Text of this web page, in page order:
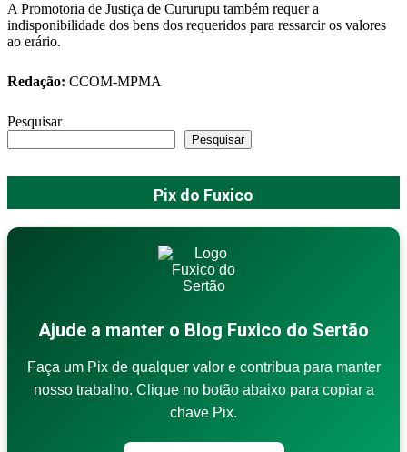
A Promotoria de Justiça de Cururupu também requer a
indisponibilidade dos bens dos requeridos para ressarcir os valores
ao erário.
Redação: CCOM-MPMA
Pesquisar
Pesquisar
Pix do Fuxico
Ajude a manter o Blog Fuxico do Sertão
Faça um Pix de qualquer valor e contribua para manter
nosso trabalho. Clique no botão abaixo para copiar a
chave Pix.